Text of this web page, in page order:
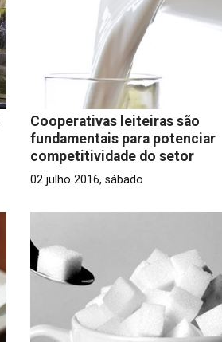
Cooperativas leiteiras são
fundamentais para potenciar
competitividade do setor
02 julho 2016, sábado